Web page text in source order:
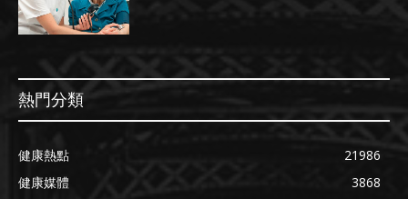
熱門分類
健康熱點
21986
健康媒體
3868